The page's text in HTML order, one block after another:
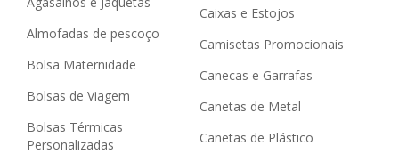
Almofadas de pescoço
Bolsa Maternidade
Bolsas de Viagem
Bolsas Térmicas
Personalizadas
Caixas e Estojos
Camisetas Promocionais
Canecas e Garrafas
Canetas de Metal
Canetas de Plástico